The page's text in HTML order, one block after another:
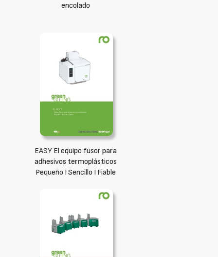
encolado
EASY El equipo fusor para
adhesivos termoplásticos
Pequeño I Sencillo I Fiable